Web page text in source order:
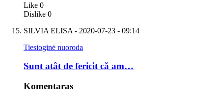
Like 0
Dislike 0
SILVIA ELISA - 2020-07-23 - 09:14
Tiesioginė nuoroda
Sunt atât de fericit că am…
Komentaras